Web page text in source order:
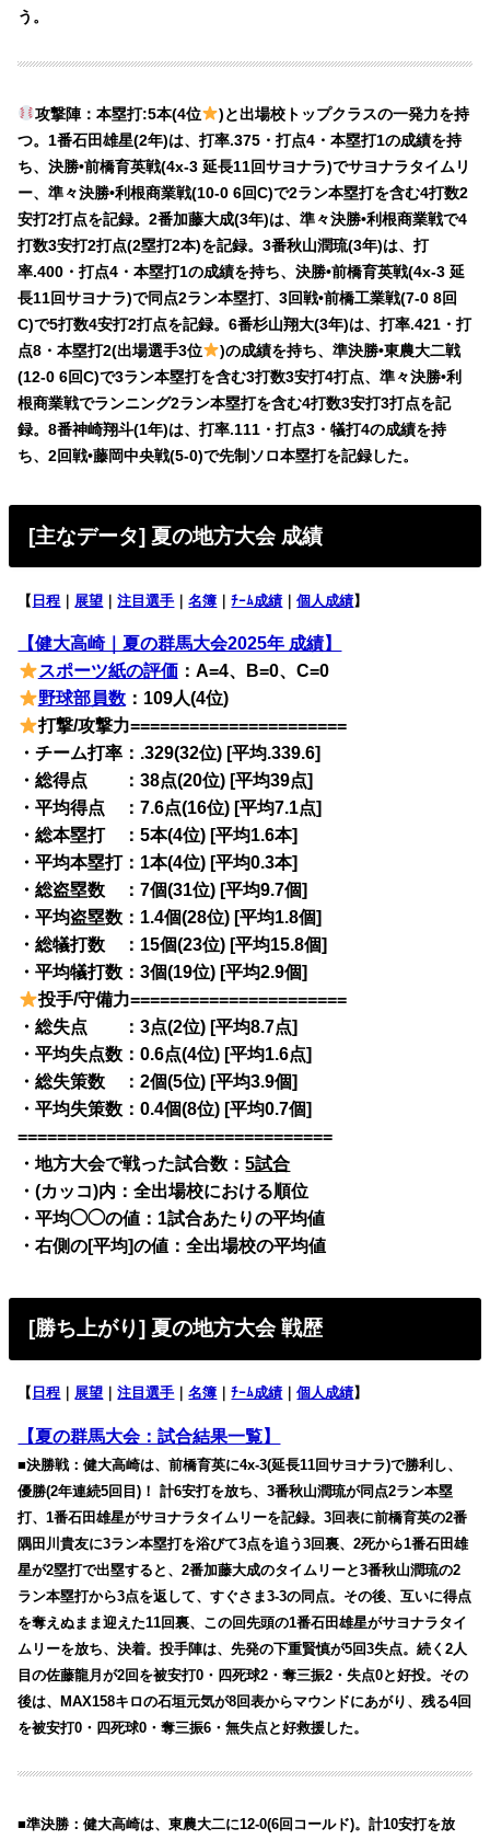
う。
攻撃陣：本塁打:5本(4位
)と出場校トップクラスの一発力を持
つ。1番石田雄星(2年)は、打率.375・打点4・本塁打1の成績を持
ち、決勝•前橋育英戦(4x-3 延長11回サヨナラ)でサヨナラタイムリ
ー、準々決勝•利根商業戦(10-0 6回C)で2ラン本塁打を含む4打数2
安打2打点を記録。2番加藤大成(3年)は、準々決勝•利根商業戦で4
打数3安打2打点(2塁打2本)を記録。3番秋山潤琉(3年)は、打
率.400・打点4・本塁打1の成績を持ち、決勝•前橋育英戦(4x-3 延
長11回サヨナラ)で同点2ラン本塁打、3回戦•前橋工業戦(7-0 8回
C)で5打数4安打2打点を記録。6番杉山翔大(3年)は、打率.421・打
点8・本塁打2(出場選手3位
)の成績を持ち、準決勝•東農大二戦
(12-0 6回C)で3ラン本塁打を含む3打数3安打4打点、準々決勝•利
根商業戦でランニング2ラン本塁打を含む4打数3安打3打点を記
録。8番神崎翔斗(1年)は、打率.111・打点3・犠打4の成績を持
ち、2回戦•藤岡中央戦(5-0)で先制ソロ本塁打を記録した。
[主なデータ] 夏の地方大会 成績
【 日程 ｜ 展望 ｜注目選手 ｜名簿 ｜ﾁｰﾑ成績 ｜個人成績】
【健大高崎｜夏の群馬大会2025年 成績】
スポーツ紙の評価：A=4、B=0、C=0
野球部員数：109人(4位)
打撃/攻撃力======================
・チーム打率：.329(32位) [平均.339.6]
・総得点 ：38点(20位) [平均39点]
・平均得点 ：7.6点(16位) [平均7.1点]
・総本塁打 ：5本(4位) [平均1.6本]
・平均本塁打：1本(4位) [平均0.3本]
・総盗塁数 ：7個(31位) [平均9.7個]
・平均盗塁数：1.4個(28位) [平均1.8個]
・総犠打数 ：15個(23位) [平均15.8個]
・平均犠打数：3個(19位) [平均2.9個]
投手/守備力======================
・総失点 ：3点(2位) [平均8.7点]
・平均失点数：0.6点(4位) [平均1.6点]
・総失策数 ：2個(5位) [平均3.9個]
・平均失策数：0.4個(8位) [平均0.7個]
================================
・地方大会で戦った試合数：5試合
・(カッコ)内：全出場校における順位
・平均◯◯の値：1試合あたりの平均値
・右側の[平均]の値：全出場校の平均値
[勝ち上がり] 夏の地方大会 戦歴
【 日程 展望 ｜注目選手 ｜名簿 ｜ﾁｰﾑ成績 ｜個人成績】
【夏の群馬大会：試合結果一覧】
■決勝戦：健大高崎は、前橋育英に4x-3(延長11回サヨナラ)で勝利し、
優勝(2年連続5回目)！ 計6安打を放ち、3番秋山潤琉が同点2ラン本塁
打、1番石田雄星がサヨナラタイムリーを記録。3回表に前橋育英の2番
隅田川貴友に3ラン本塁打を浴びて3点を追う3回裏、2死から1番石田雄
星が2塁打で出塁すると、2番加藤大成のタイムリーと3番秋山潤琉の2
ラン本塁打から3点を返して、すぐさま3-3の同点。その後、互いに得点
を奪えぬまま迎えた11回裏、この回先頭の1番石田雄星がサヨナラタイ
ムリーを放ち、決着。投手陣は、先発の下重賢慎が5回3失点。続く2人
目の佐藤龍月が2回を被安打0・四死球2・奪三振2・失点0と好投。その
後は、MAX158キロの石垣元気が8回表からマウンドにあがり、残る4回
を被安打0・四死球0・奪三振6・無失点と好救援した。
■準決勝：健大高崎は、東農大二に12-0(6回コールド)。計10安打を放